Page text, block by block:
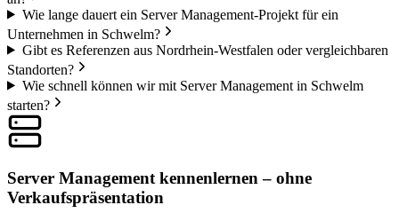
Wie lange dauert ein Server Management-Projekt für ein
Unternehmen in Schwelm?
Gibt es Referenzen aus Nordrhein-Westfalen oder vergleichbaren
Standorten?
Wie schnell können wir mit Server Management in Schwelm
starten?
Server Management kennenlernen – ohne
Verkaufspräsentation